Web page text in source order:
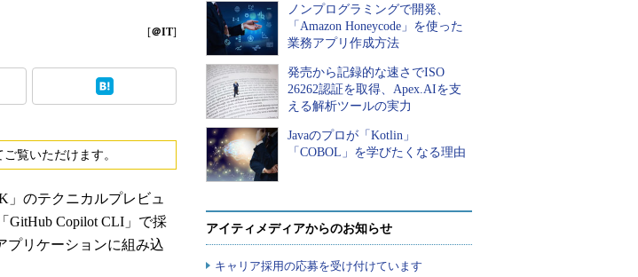
Master of IP Network
Security & Trust
Test & Tools
[＠IT]
覧いただけます。
」のテクニカルプレビュ
GitHub Copilot CLI」で採
プリケーションに組み込
ノンプログラミングで開発、
「Amazon Honeycode」を使った
業務アプリ作成方法
発売から記録的な速さでISO
26262認証を取得、Apex.AIを支
える解析ツールの実力
Javaのプロが「Kotlin」
「COBOL」を学びたくなる理由
アイティメディアからのお知らせ
キャリア採用の応募を受け付けています